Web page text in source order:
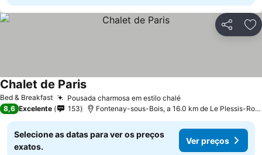
Partilhar
Bed & Breakfast Pousada charmosa em estilo chalé
Chalet de Paris
8,6 Excelente 153 Fontenay-sous-Bois, a 16.0 km de Le Plessis-Robinson
Selecione as datas para ver os preços
exatos.
Ver preços